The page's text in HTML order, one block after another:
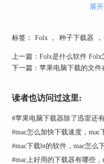
到“Applications”应用
装。
展
标签： Folx ， 种子下载器 ，
上一篇： Folx是什么软件 Folx
下一篇： 苹果电脑下载的文件
读者也访问过这里:
#苹果电脑下载器除了迅雷还
#mac怎么加快下载速度，mac
#mac下载bt的软件，mac怎么
#mac上好用的下载器有哪些